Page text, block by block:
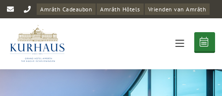
Amrâth Cadeaubon Amrâth Hôtels Vrienden van Amrâth